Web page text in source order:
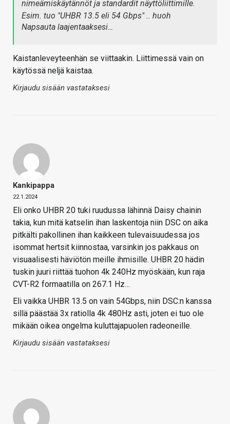
nimeämiskäytännöt ja standardit näyttöliittimille.
Esim. tuo "UHBR 13.5 eli 54 Gbps" .. huoh
Napsauta laajentaaksesi…
Kaistanleveyteenhän se viittaakin. Liittimessä vain on
käytössä neljä kaistaa.
Kirjaudu sisään vastataksesi
Kankipappa
22.1.2024
Eli onko UHBR 20 tuki ruudussa lähinnä Daisy chainin
takia, kun mitä katselin ihan laskentoja niin DSC on aika
pitkälti pakollinen ihan kaikkeen tulevaisuudessa jos
isommat hertsit kiinnostaa, varsinkin jos pakkaus on
visuaalisesti häviötön meille ihmisille. UHBR 20 hädin
tuskin juuri riittää tuohon 4k 240Hz myöskään, kun raja
CVT-R2 formaatilla on 267.1 Hz…
Eli vaikka UHBR 13.5 on vain 54Gbps, niin DSC:n kanssa
sillä päästää 3x ratiolla 4k 480Hz asti, joten ei tuo ole
mikään oikea ongelma kuluttajapuolen radeoneille.
Kirjaudu sisään vastataksesi